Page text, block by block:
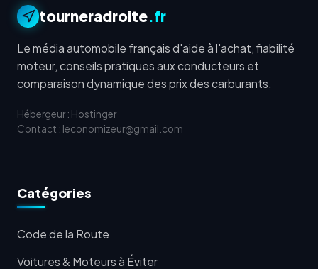
tourneradroite.fr
Le média automobile français d'aide à l'achat, fiabilité
moteur, conseils pratiques aux conducteurs et
comparaison dynamique des prix des carburants.
Hébergeur : Hostinger
Contact : leconomizeur@gmail.com
Catégories
Code de la Route
Voitures & Moteurs à Éviter